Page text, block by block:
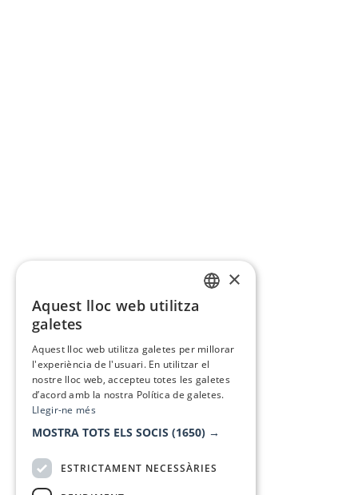
×
Aquest lloc web utilitza
galetes
Aquest lloc web utilitza galetes per millorar
l'experiència de l'usuari. En utilitzar el
nostre lloc web, accepteu totes les galetes
d’acord amb la nostra Política de galetes.
Llegir-ne més
MOSTRA TOTS ELS SOCIS (1650) →
ESTRICTAMENT NECESSÀRIES